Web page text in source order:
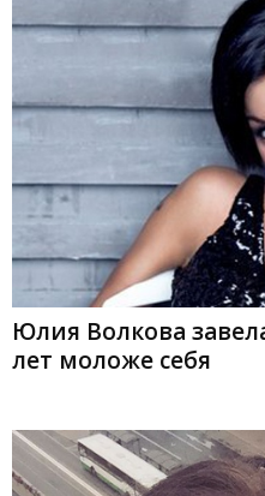
Юлия Волкова
лет моложе себя